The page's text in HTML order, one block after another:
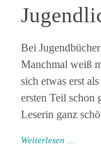
Bei
Manchmal weiß
sich etwas erst
ersten Teil schon
Leserin ganz
Weiterlesen …